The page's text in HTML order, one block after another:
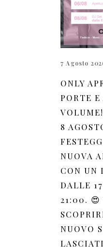
7 Agosto
ONLY
PORTE
8
NUOVA
CON UN
DALLE
21:00. 😍
NUOVO
LASCIATI